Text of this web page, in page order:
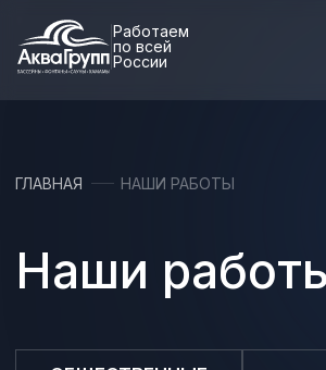
Работаем
по всей
России
Наши работы
ОБЩЕСТВЕННЫЕ
БАССЕЙНЫ
ЧАСТНЫЕ БАССЕЙНЫ